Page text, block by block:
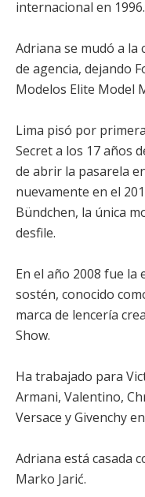
internacional en 1996.
Adriana se mudó a la
de agencia, dejando
Modelos Elite Model
Lima pisó por
Secret a los 17 años
de abrir la pasarela
nuevamente en el
Bündchen, la única
desfile.
En el año 2008 fue
sostén, conocido
marca de lencería
Show.
Ha trabajado para
Armani, Valentino,
Versace y Givenchy
Adriana está casada
Marko Jarić.